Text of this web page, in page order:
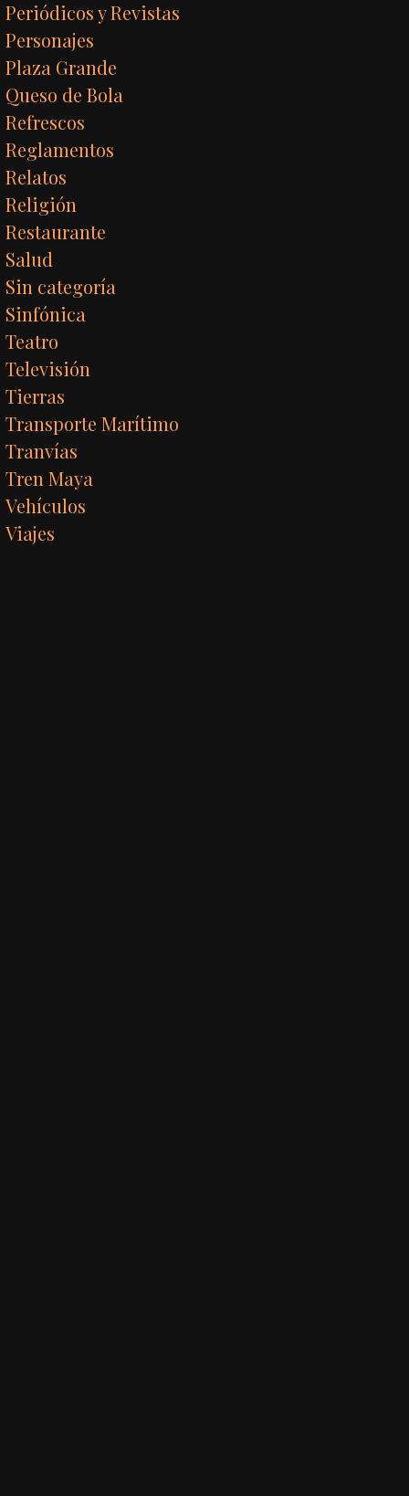
Periódicos y Revistas
Personajes
Plaza Grande
Queso de Bola
Refrescos
Reglamentos
Relatos
Religión
Restaurante
Salud
Sin categoría
Sinfónica
Teatro
Televisión
Tierras
Transporte Marítimo
Tranvías
Tren Maya
Vehículos
Viajes